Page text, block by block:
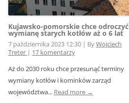
Kujawsko-pomorskie chce odroczyć
wymianę starych kotłów aż o 6 lat
7 października 2023 12:30 | ByWojciech
Treter | 17 komentarzy
Aż do 2030 roku chce przesunąć terminy
wymiany kotłów i kominków zarząd
województwa... Read more →